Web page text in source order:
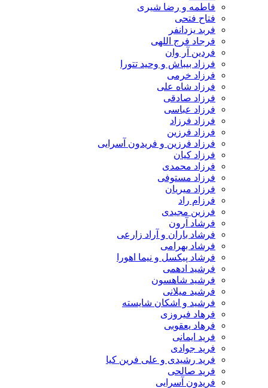
فاطمه و رضا شیری
فتاح فتحی
فربد یزدانفر
فرجاد فرج اللهی
فردین آر وان
فرزاد بیباش و وحید تتورا
فرزاد خرمی
فرزاد شاه علی
فرزاد صادقی
فرزاد عباسی
فرزاد فرزاد
فرزاد فرزین
فرزاد فرزین و فریدون آسرایی
فرزاد کیان
فرزاد محمدی
فرزاد مستوفی
فرزاد میریان
فرزام راد
فرزین مجیدی
فرشاد آرون
فرشاد باران و آراد زارعی
فرشاد بهرامی
فرشاد پیکسل و نیما اهورا
فرشید ادهمی
فرشید شاهسون
فرشید میلانی
فرشید و اشکان شایسته
فرهاد فیروزی
فرهاد یعقوبی
فرید ایمانی
فرید جوادی
فرید رشیدی و علی فرین کیا
فرید صالحی
فریدون آسرایی